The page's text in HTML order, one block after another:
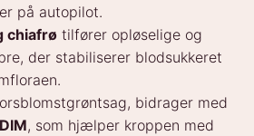
på autopilot.
chiafrø tilfører opløselige og
der stabiliserer blodsukkeret
bidrager med
DIM, som hjælper kroppen med